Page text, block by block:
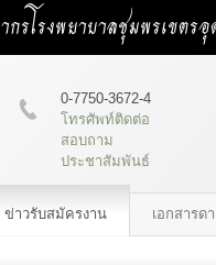
รโรงพยาบาลชุมพรเขตร
0-7750-3672-4
โทรศัพท์ติดต่อ
สอบถาม
ประชาสัมพันธ์
ข่าวรับสมัครงาน เอกสารด